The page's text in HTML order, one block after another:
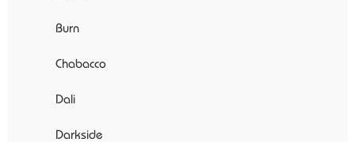
Burn
Chabacco
Dali
Darkside